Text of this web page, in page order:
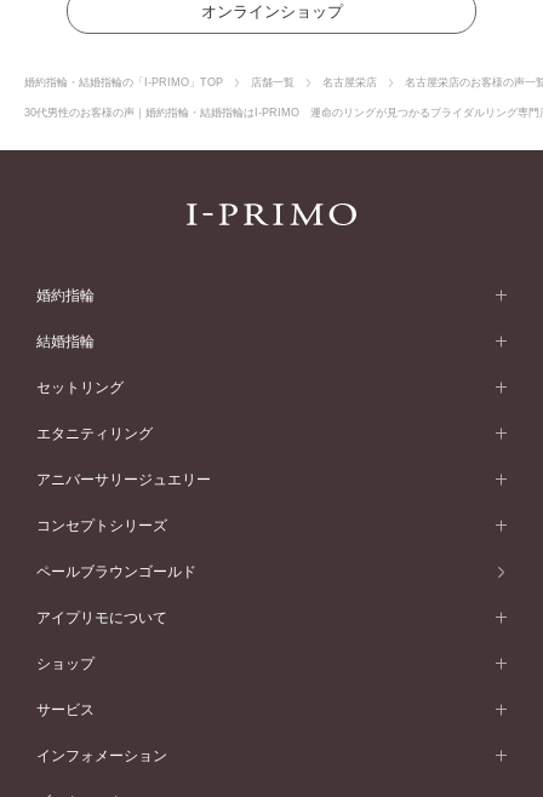
オンラインショップ
婚約指輪・結婚指輪の「I-PRIMO」TOP 店舗一覧 名古屋栄店 名古屋栄店のお客様の声一
30代男性のお客様の声｜婚約指輪・結婚指輪はI-PRIMO 運命のリングが見つかるブライダルリング専
婚約指輪
婚約指輪 (エンゲージリング)
婚約指輪一覧
ピンクゴールド
ペールブラウンゴールド
ウェーブライン
V字ライン
ワンサイドメレ
ダブルサイドメレ
シンプル
フェミニン
モード
50万円台～
40万円台～
30万円台～
婚約指輪 人気ランキング
婚約ネックレス
ダイヤモンドシェイプコレクション
結婚指輪
結婚指輪 (マリッジリング)
結婚指輪一覧
ピンクゴールド
ペールブラウンゴールド
ウェーブライン
V字ライン
ワンメレ
セベラルメレ
シンプル
フェミニン
モード
50万円～
40万円～50万円
セットリング
セットリング
セットリング一覧
ピンクゴールド
ペールブラウンゴールド
エタニティリング
エタニティリング
エタニティリング一覧
ピンクゴールド
ペールブラウンゴールド
アニバーサリージュエリー
アニバーサリージュエリー
アニバーサリージュエリー一覧
ファッションリング
ブレスレット
コンセプトシリーズ
コンセプトシリーズ
オリジンビリーフ
エトワル
スワハ
ペールブラウンゴールド
アイプリモについて
アイプリモについて
パーソナルハンド診断
デザインへのこだわり
ショップ
店舗一覧
北海道
サービス
プロポーズサポート
サービス
インフォメーション